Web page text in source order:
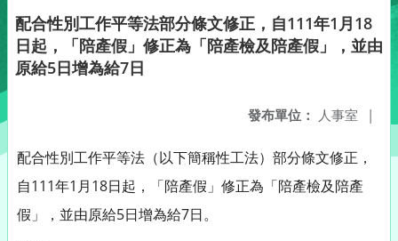
配合性別工作平等法部分條文修正，自111年1月18
日起，「陪產假」修正為「陪產檢及陪產假」，並由
原給5日增為給7日
發布單位： 人事室 |
配合性別工作平等法（以下簡稱性工法）部分條文修正，
自111年1月18日起，「陪產假」修正為「陪產檢及陪產
假」，並由原給5日增為給7日。